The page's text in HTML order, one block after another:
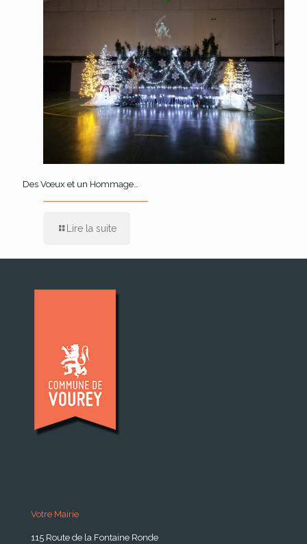
Des Vœux et un Hommage…
Lire la suite
Votre Mairie
115 Route de la Fontaine Ronde